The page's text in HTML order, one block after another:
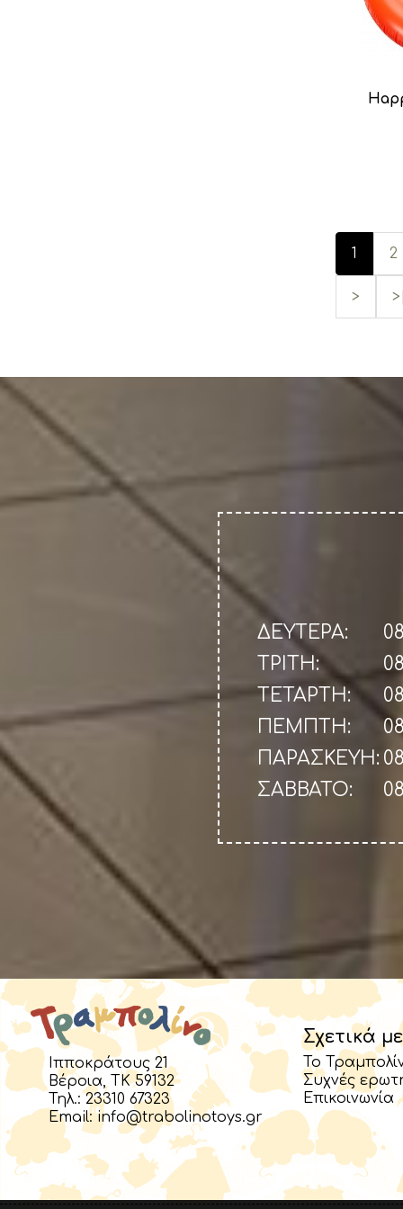
1 2
>
ΔΕΥΤΕΡΑ:
ΤΡΙΤΗ:
ΤΕΤΑΡΤΗ:
ΠΕΜΠΤΗ:
ΠΑΡΑΣΚΕΥΗ:
ΣΑΒΒΑΤΟ:
Ιπποκράτους 21
Βέροια, TK 59132
Τηλ.:23310 67323
Email:info@trabolinotoys.gr
Σχετικά
Το
Συχνές
Επικοινωνία